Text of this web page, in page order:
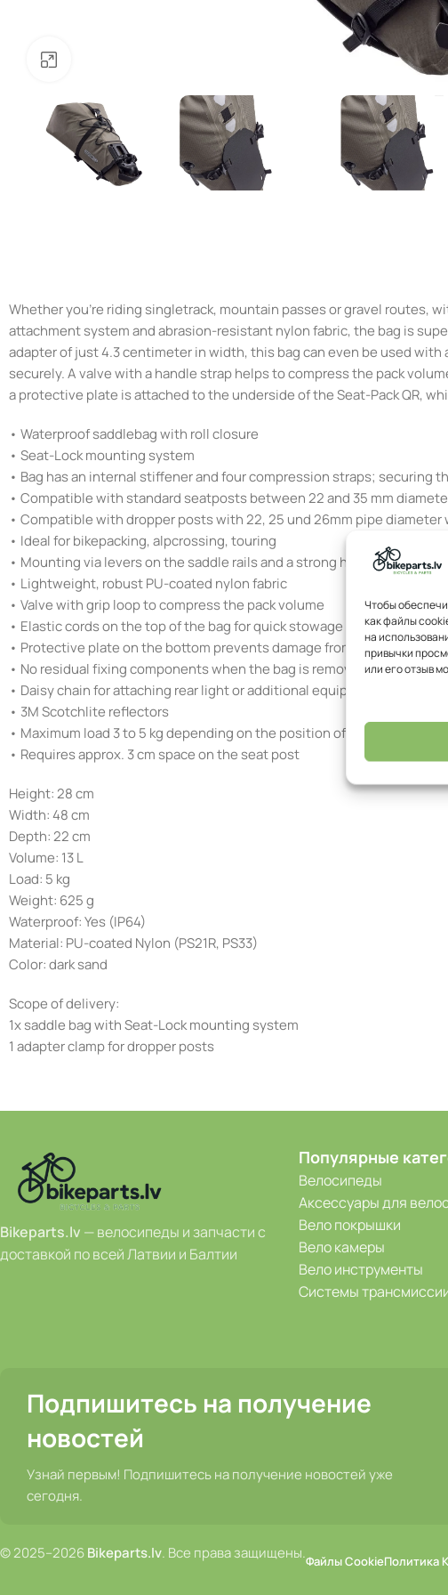
Чтобы
как файлы
на
привычки
или его отзыв
Whether you’re riding singletrack, mountain passes or gravel routes,
attachment system and abrasion-resistant nylon fabric, the bag is
adapter of just 4.3 centimeter in width, this bag can even be used
securely. A valve with a handle strap helps to compress the pack
a protective plate is attached to the underside of the Seat-Pack QR,
• Waterproof saddlebag with roll closure
• Seat-Lock mounting system
• Bag has an internal stiffener and four compression straps; securing
• Compatible with standard seatposts between 22 and 35 mm
• Compatible with dropper posts with 22, 25 und 26mm pipe
• Ideal for bikepacking, alpcrossing, touring
• Mounting via levers on the saddle rails and a strong hook and loop
• Lightweight, robust PU-coated nylon fabric
• Valve with grip loop to compress the pack volume
• Elastic cords on the top of the bag for quick stowage of additional
• Protective plate on the bottom prevents damage from tire contact
• No residual fixing components when the bag is removed
• Daisy chain for attaching rear light or additional equipment
• 3M Scotchlite reflectors
• Maximum load 3 to 5 kg depending on the position of the hooks
• Requires approx. 3 cm space on the seat post
Height: 28 cm
Width: 48 cm
Depth: 22 cm
Volume: 13 L
Load: 5 kg
Weight: 625 g
Waterproof: Yes (IP64)
Material: PU-coated Nylon (PS21R, PS33)
Color: dark sand
Scope of delivery:
1x saddle bag with Seat-Lock mounting system
1 adapter clamp for dropper posts
Bikeparts.lv — велосипеды и запчасти с
доставкой по всей Латвии и Балтии
Популярные
Велосипеды
Аксессуары для
Вело покрышки
Вело камеры
Вело инструменты
Системы
Подпишитесь на получение
новостей
Узнай первым! Подпишитесь на получение новостей уже
сегодня.
© 2025–2026Bikeparts.lv. Все права защищены.Файлы CookieПолитика